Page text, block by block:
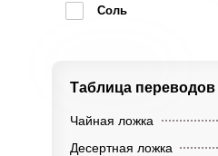
Соль
Таблица переводов
Чайная ложка
Десертная ложка